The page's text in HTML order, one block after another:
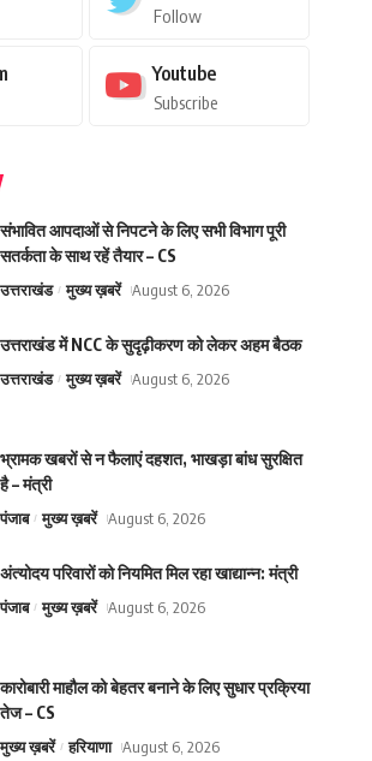
Follow
Youtube
Subscribe
संभावित आपदाओं से निपटने के लिए सभी विभाग पूरी
सतर्कता के साथ रहें तैयार – CS
उत्तराखंड मुख्य ख़बरें August 6, 2026
उत्तराखंड में NCC के सुदृढ़ीकरण को लेकर अहम बैठक
उत्तराखंड मुख्य ख़बरें August 6, 2026
भ्रामक खबरों से न फैलाएं दहशत, भाखड़ा बांध सुरक्षित
है – मंत्री
पंजाब मुख्य ख़बरें August 6, 2026
अंत्योदय परिवारों को नियमित मिल रहा खाद्यान्न: मंत्री
पंजाब मुख्य ख़बरें August 6, 2026
कारोबारी माहौल को बेहतर बनाने के लिए सुधार प्रक्रिया
तेज – CS
मुख्य ख़बरें हरियाणा August 6, 2026